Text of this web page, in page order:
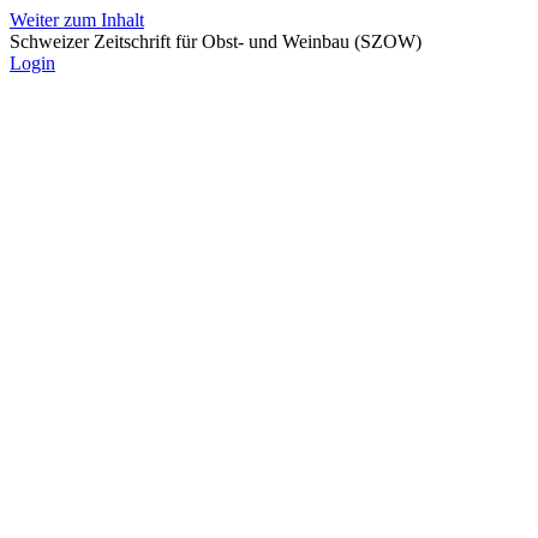
Weiter zum Inhalt
Schweizer Zeitschrift für Obst- und Weinbau (SZOW)
Login